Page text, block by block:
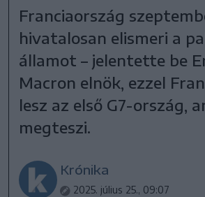
Franciaország
hivatalosan elismeri a
államot – jelentette be
Macron elnök, ezzel
lesz az első G7-ország,
megteszi.
Krónika
2025. július 25., 09:07